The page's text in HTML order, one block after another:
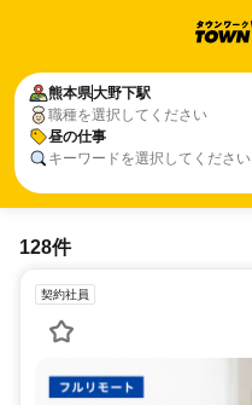
熊本県大野下駅
職種を選択してください
昼の仕事
キーワードを選択してください
128件
契約社員